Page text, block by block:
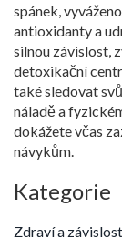
spánek,
antioxidanty a
silnou závislost,
detoxikační
také sledovat
náladě a
dokážete včas
návykům.
Kategorie
Zdraví a